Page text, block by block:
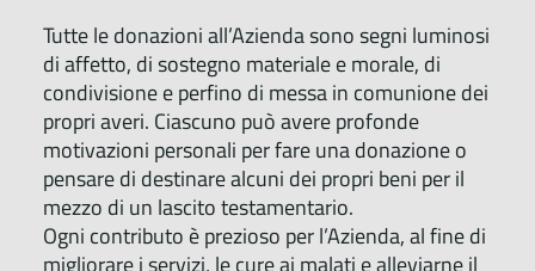
Tutte le donazioni all’Azienda sono segni luminosi
di affetto, di sostegno materiale e morale, di
condivisione e perfino di messa in comunione dei
propri averi. Ciascuno può avere profonde
motivazioni personali per fare una donazione o
pensare di destinare alcuni dei propri beni per il
mezzo di un lascito testamentario.
Ogni contributo è prezioso per l’Azienda, al fine di
migliorare i servizi, le cure ai malati e alleviarne il